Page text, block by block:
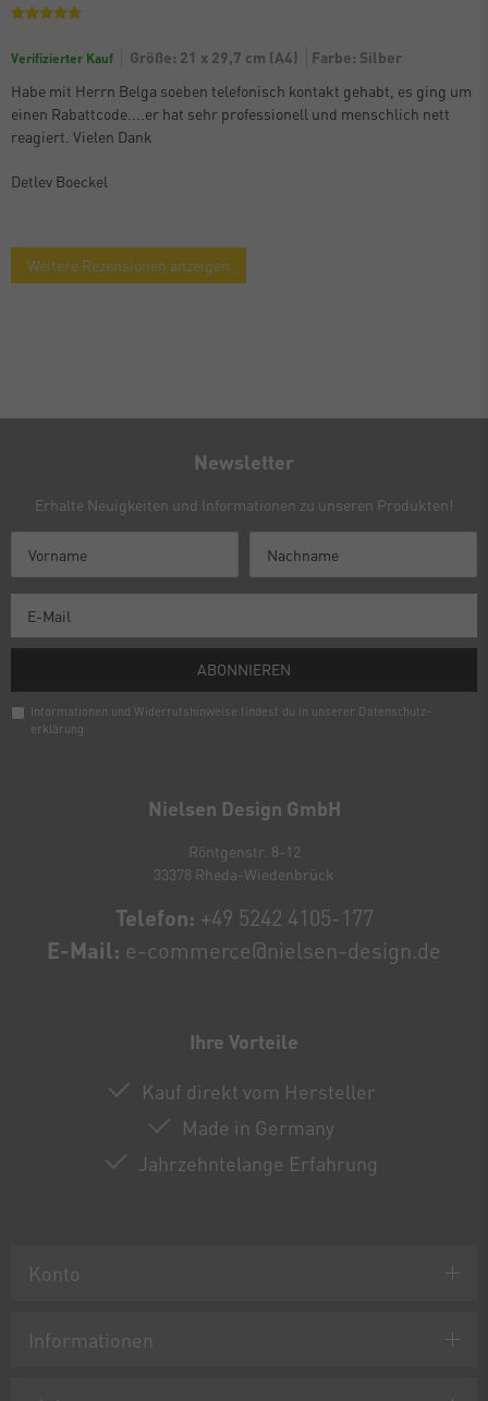
Verifizierter Kauf Größe: 21 x 29,7 cm (A4)
Farbe: Silber
Habe mit Herrn Belga soeben telefonisch kontakt gehabt, es ging um
einen Rabattcode....er hat sehr professionell und menschlich nett
reagiert. Vielen Dank
Detlev Boeckel
Weitere Rezensionen anzeigen
Nielsen Design GmbH
Röntgenstr. 8-12
33378 Rheda-Wiedenbrück
Telefon: +49 5242 4105-177
E-Mail: e-commerce@nielsen-design.de
Ihre Vorteile
Kauf direkt vom Hersteller
Made in Germany
Jahrzehntelange Erfahrung
Konto
Informationen
Newsletter
Erhalte Neuigkeiten und Informationen zu unseren Produkten!
ABONNIEREN
Informationen und Widerrufshinweise findest du in unserer Daten­schutz­
erklärung